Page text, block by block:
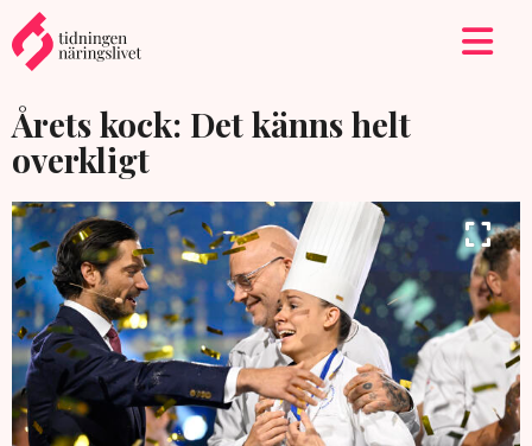
Årets kock: Det känns helt
overkligt